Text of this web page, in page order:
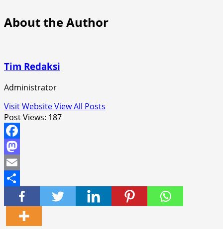
About the Author
Tim Redaksi
Administrator
Visit WebsiteView All Posts
Post Views: 187
Facebook
Mastodon
Email
Share